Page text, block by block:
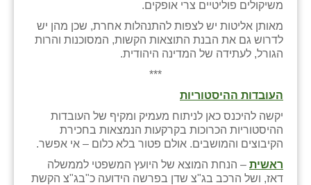
משיקולים פוליטיים צרי אופקים.
מאותן אליטות יש לצפות להתנהלות אחרת, שכן מהן יש
לדרוש גם את הבנת התוצאות הקשות, המסוכנות והרות
הגורל, לעתידה של המדינה היהודית.
***
העובדות ההיסטוריות
יקשה להיכנס כאן לניתוח מעמיק ומקיף של העובדות
ההיסטוריות הכרוכות בקרקעות הנמצאות בחכירת
הקיבוצים והמושבים. אולם פטור בלא כלום – אי אפשר.
ראשית – הנחת המוצא של היועץ המשפטי לממשלה
דאז, ושל הרכב בג"צ שדן בפרשה הידועה כ"בג"צ הקשת
גנות
ורד יריחו
זוהר
הדר עם
חבצלת השרון